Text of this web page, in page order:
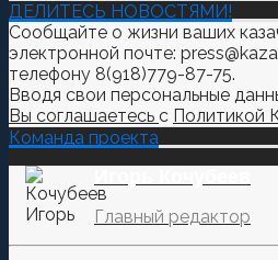
ДЕЛИТЕСЬ НОВОСТЯМИ!
Сообщайте о жизни ваших
электронной почте:
телефону 8(918)779-87-75.
Вводя свои персональные
Вы соглашаетесь с Политикой
Команда проекта
Главный редактор